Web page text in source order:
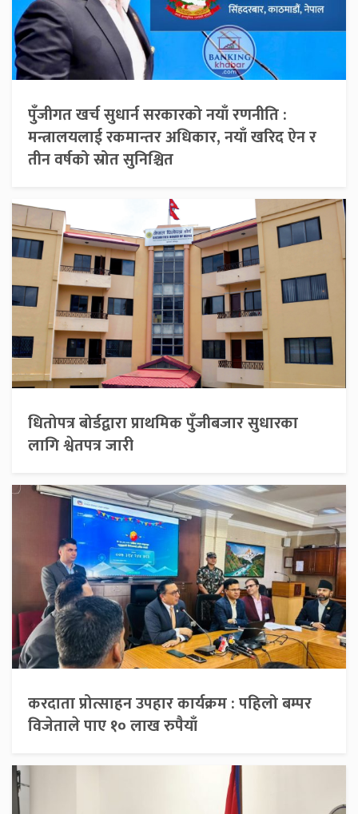
पुँजीगत खर्च सुधार्न सरकारको नयाँ रणनीति :
मन्त्रालयलाई रकमान्तर अधिकार, नयाँ खरिद ऐन र
तीन वर्षको स्रोत सुनिश्चित
धितोपत्र बोर्डद्वारा प्राथमिक पुँजीबजार सुधारका
लागि श्वेतपत्र जारी
करदाता प्रोत्साहन उपहार कार्यक्रम : पहिलो बम्पर
विजेताले पाए १० लाख रुपैयाँ